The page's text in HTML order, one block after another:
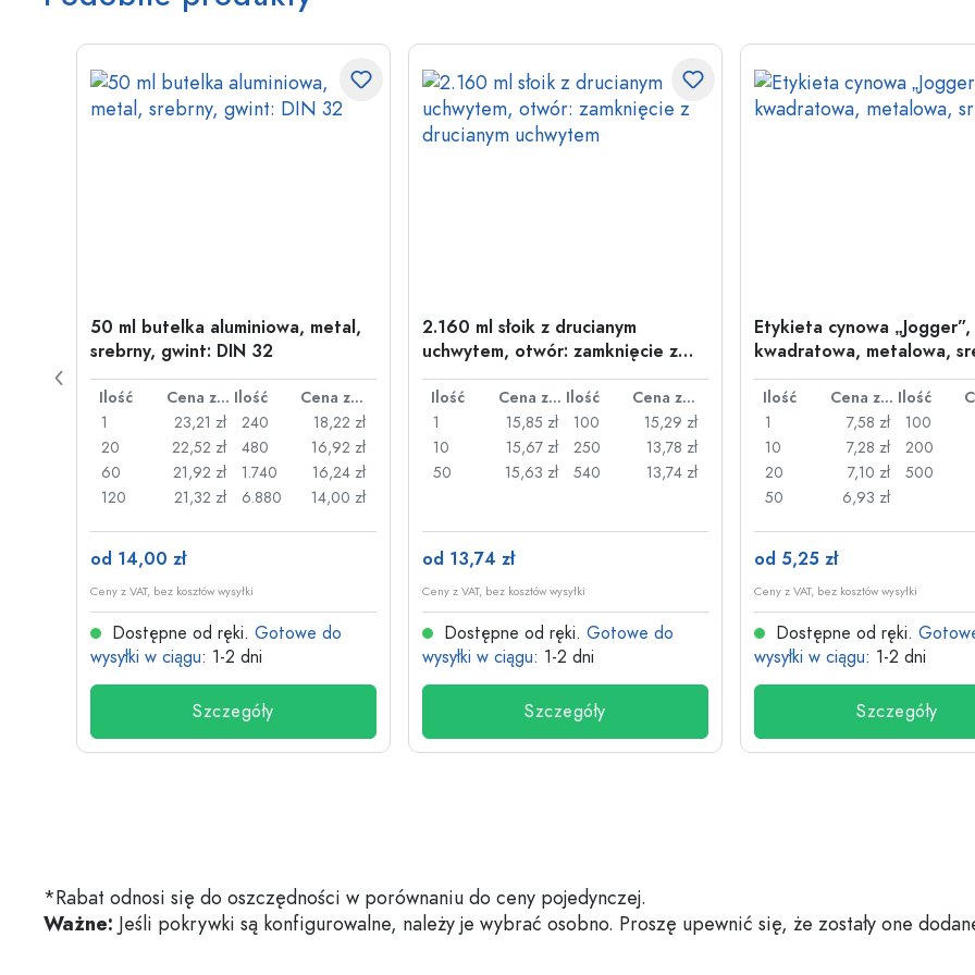
50 ml butelka aluminiowa, metal,
srebrny, gwint: DIN 32
Ilość Cena za sztukę Ilość
Cena za sztukę
1
23,21 zł
20
22,52 zł
60
21,92 zł
120
21,32 zł
240
18,22 zł
480
16,92 zł
1.740
16,24 zł
6.880
14,00 zł
od 14,00 zł
Ceny z VAT, bez kosztów wysyłki
Dostępne od ręki. Gotowe do
wysyłki w ciągu: 1-2 dni
Szczegóły
2.160 ml słoik z drucianym
uchwytem, otwór: zamknięcie z
drucianym uchwytem
Ilość Cena za sztukę Ilość
Cena za sztukę
1
15,85 zł
10
15,67 zł
50
15,63 zł
100
15,29 zł
250
13,78 zł
540
13,74 zł
od 13,74 zł
Ceny z VAT, bez kosztów wysyłki
Dostępne od ręki. Gotowe do
wysyłki w ciągu: 1-2 dni
Szczegóły
Etykieta cynowa „Jogger”,
kwadratowa, metalowa,
Ilość Cena za sztukę Ilość
1
7,58 zł
10
7,28 zł
20
7,10 zł
50
6,93 zł
100
200
500
od 5,25 zł
Ceny z VAT, bez kosztów wysyłki
Dostępne od ręki.
wysyłki w ciągu: 1-2 dni
Szczegóły
*Rabat odnosi się do oszczędności w porównaniu do ceny pojedynczej.
Ważne: Jeśli pokrywki są konfigurowalne, należy je wybrać osobno. Proszę upewnić się, że zostały one